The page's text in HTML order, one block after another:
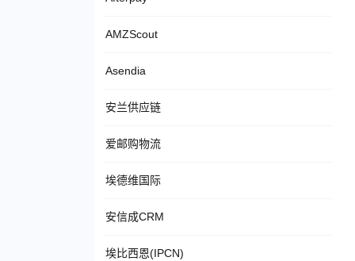
AMZScout
Asendia
安兰供应链
爱邮购物流
埃德维国际
安信成CRM
埃比西恩(IPCN)